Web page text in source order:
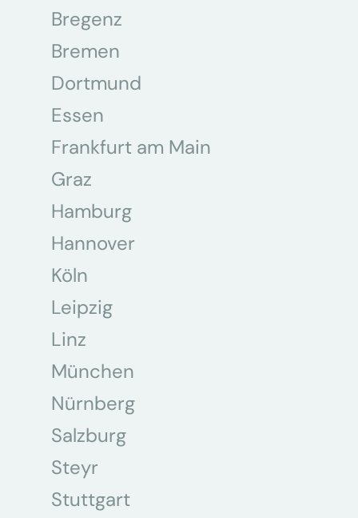
Bregenz
Bremen
Dortmund
Essen
Frankfurt am Main
Graz
Hamburg
Hannover
Köln
Leipzig
Linz
München
Nürnberg
Salzburg
Steyr
Stuttgart